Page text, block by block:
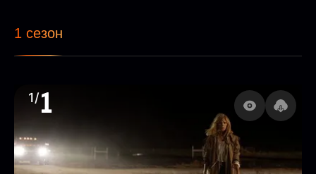
1 сезон
1/1